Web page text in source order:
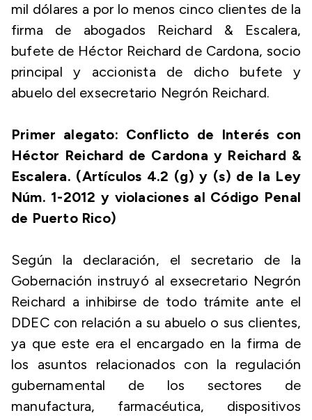
mil dólares a por lo menos cinco clientes de la
firma de abogados Reichard & Escalera,
bufete de Héctor Reichard de Cardona, socio
principal y accionista de dicho bufete y
abuelo del exsecretario Negrón Reichard.
Primer alegato: Conflicto de Interés con
Héctor Reichard de Cardona y Reichard &
Escalera. (Artículos 4.2 (g) y (s) de la Ley
Núm. 1-2012 y violaciones al Código Penal
de Puerto Rico)
Según la declaración, el secretario de la
Gobernación instruyó al exsecretario Negrón
Reichard a inhibirse de todo trámite ante el
DDEC con relación a su abuelo o sus clientes,
ya que este era el encargado en la firma de
los asuntos relacionados con la regulación
gubernamental de los sectores de
manufactura, farmacéutica, dispositivos